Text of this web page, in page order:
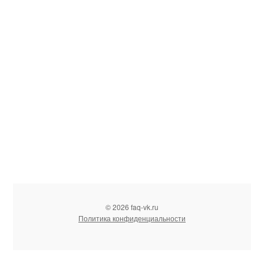
© 2026 faq-vk.ru
Политика конфиденциальности